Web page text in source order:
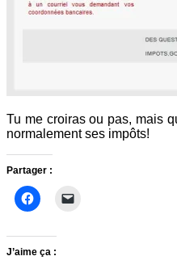
Tu me croiras ou pas, mais
normalement ses impôts!
Partager :
J’aime ça :